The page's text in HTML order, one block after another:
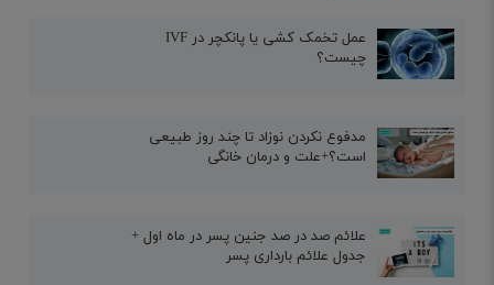
عمل تخمک کشی یا پانکچر در IVF
چیست؟
مدفوع نکردن نوزاد تا چند روز طبیعی
است؟+علت و درمان خانگی
علائم صد در صد جنین پسر در ماه اول +
جدول علائم بارداری پسر